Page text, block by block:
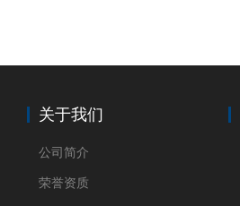
关于我们
公司简介
荣誉资质